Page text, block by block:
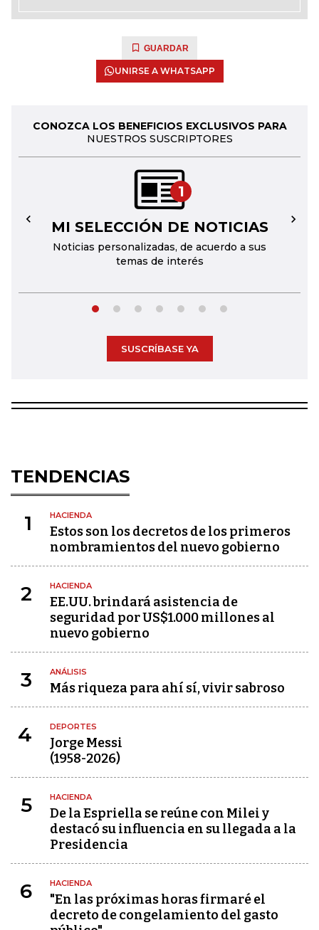
GUARDAR
UNIRSE A WHATSAPP
CONOZCA LOS BENEFICIOS EXCLUSIVOS PARA
NUESTROS SUSCRIPTORES
1
MI SELECCIÓN DE NOTICIAS
Noticias personalizadas, de acuerdo a sus
temas de interés
← →
SUSCRÍBASE YA
TENDENCIAS
1 HACIENDA
Estos son los decretos de los primeros
nombramientos del nuevo gobierno
2 HACIENDA
EE.UU. brindará asistencia de
seguridad por US$1.000 millones al
nuevo gobierno
3 ANÁLISIS
Más riqueza para ahí sí, vivir sabroso
4 DEPORTES
Jorge Messi
(1958-2026)
5 HACIENDA
De la Espriella se reúne con Milei y
destacó su influencia en su llegada a la
Presidencia
6 HACIENDA
"En las próximas horas firmaré el
decreto de congelamiento del gasto